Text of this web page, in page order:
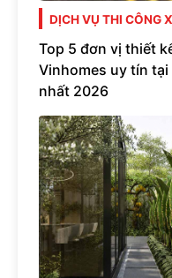
DỊCH VỤ THI CÔNG
Top 5 đơn vị thiết
Vinhomes uy tín
nhất 2026